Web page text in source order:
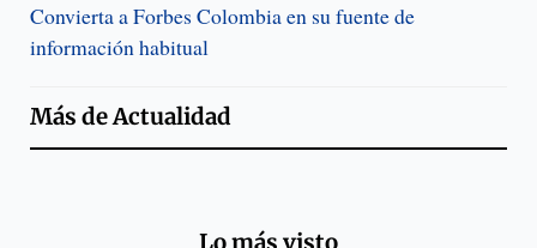
Convierta a Forbes Colombia en su fuente de
información habitual
Más deActualidad
Lo más visto